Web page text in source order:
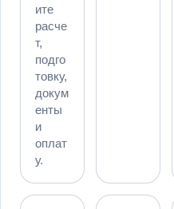
ите
расче
т,
подго
товку,
докум
енты
и
оплат
у.